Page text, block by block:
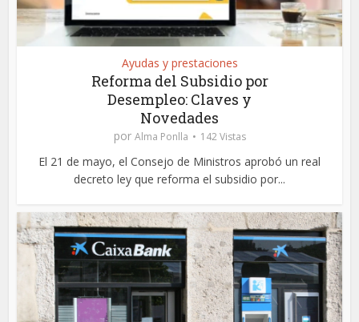
Ayudas y prestaciones
Reforma del Subsidio por
Desempleo: Claves y
Novedades
por Alma Ponlla 142 Vistas
El 21 de mayo, el Consejo de Ministros aprobó un real
decreto ley que reforma el subsidio por...